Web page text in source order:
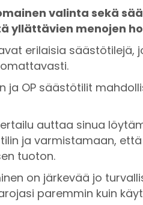
valinta sekä
yllättävien menojen
erilaisia säästötilejä,
ja OP säästötilit
auttaa sinua
ja varmistamaan,
tuoton.
on järkevää jo
paremmin kuin